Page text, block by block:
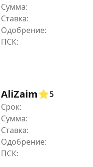
Сумма:
Ставка:
Одобрение:
AliZaim
5
Срок:
Сумма:
Ставка:
Одобрение: